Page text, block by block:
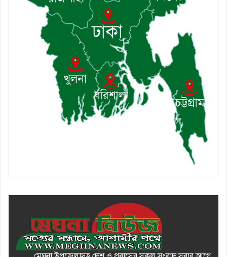
১০। দাউদকান্দিতে ইউপি সদস্যকে
মারধরের চেষ্টা ও প্রাণনাশের হুমকির
অভিযোগ